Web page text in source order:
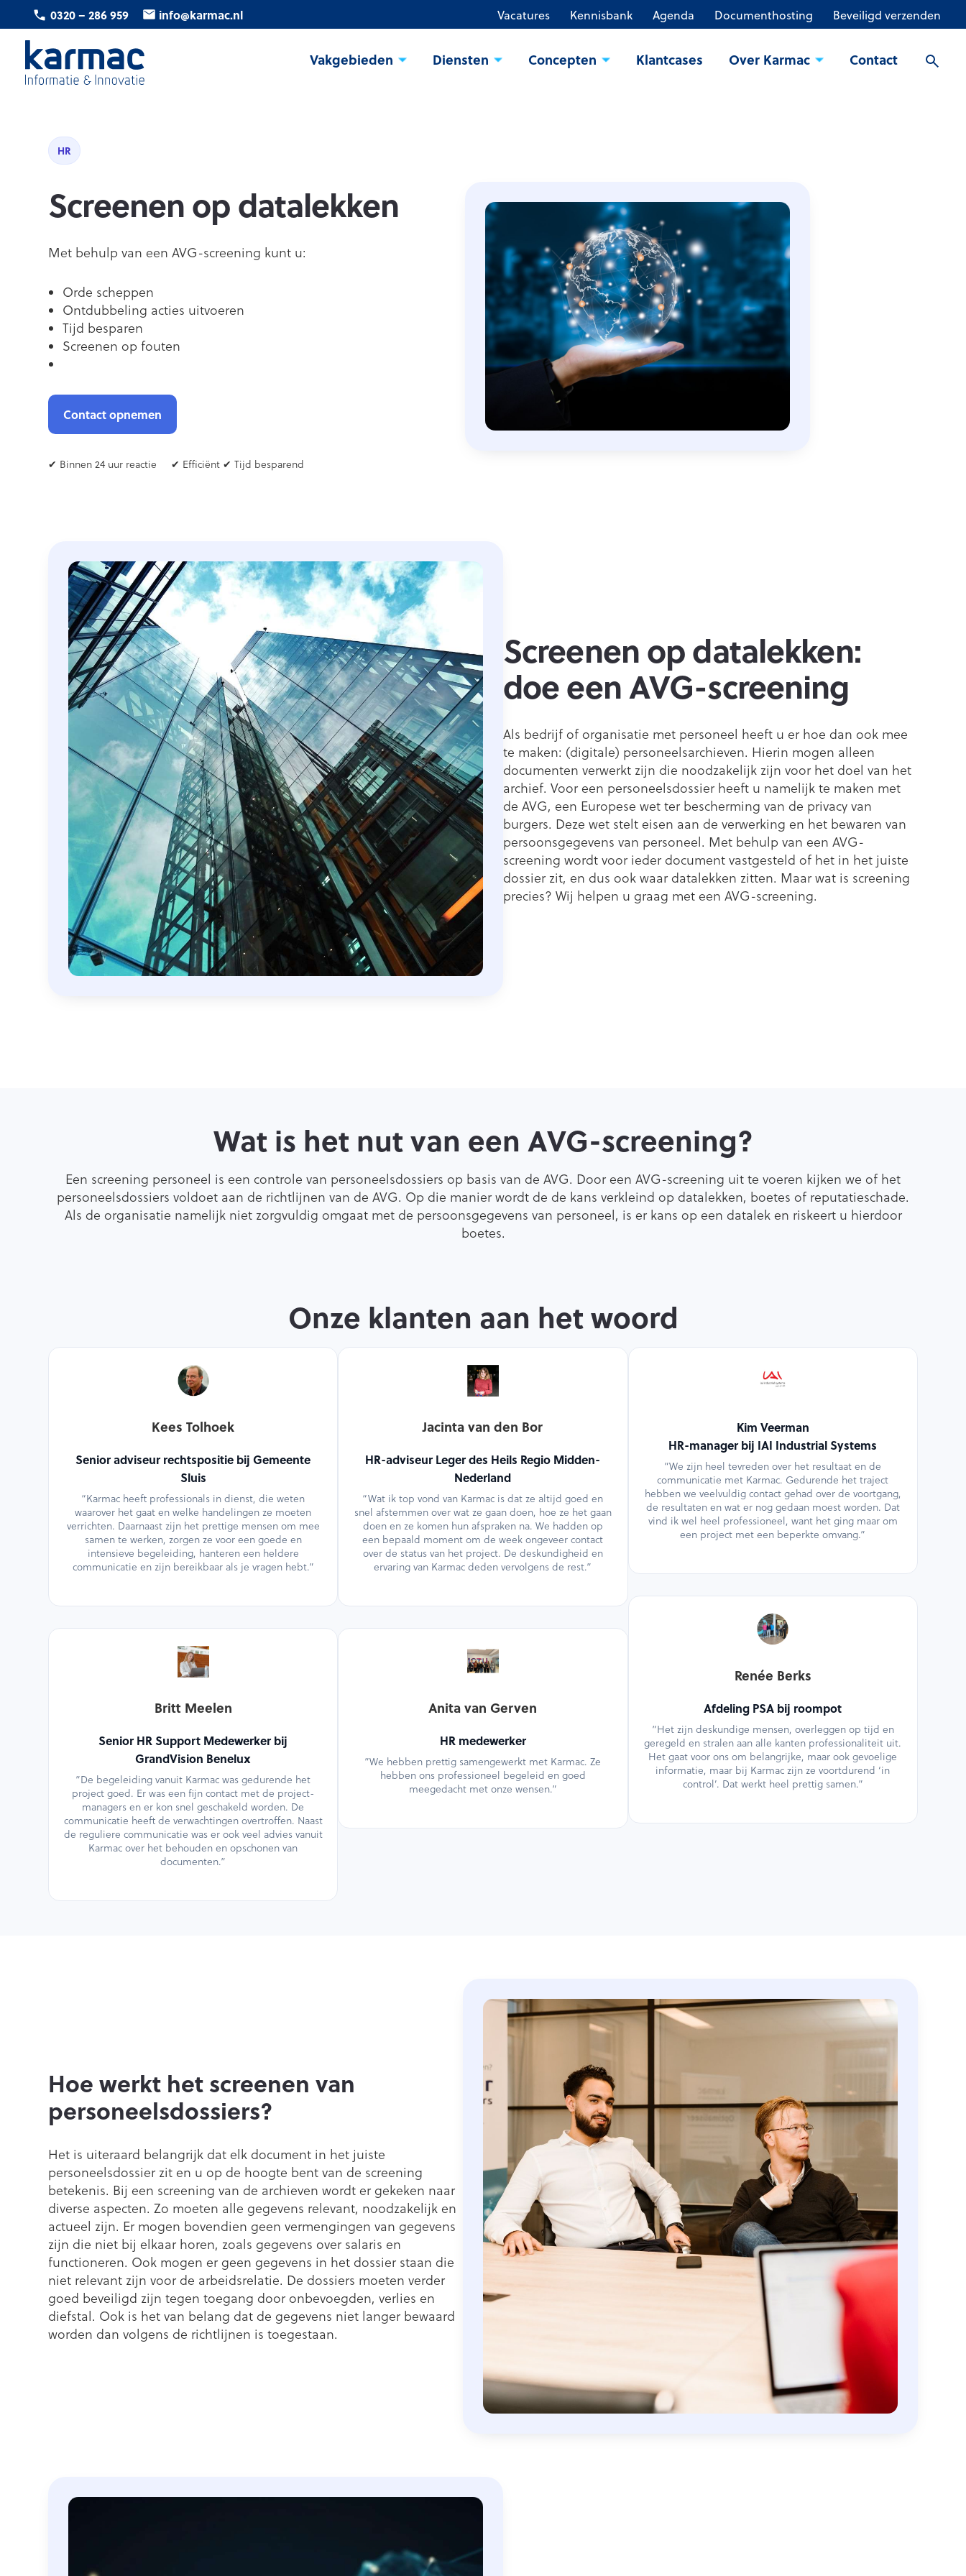
naar
inhoud
0320 – 286 959 info@karmac.nl Vacatures Kennisbank Agenda Documenthosting Beveiligd verzenden
Innovatie
Vakgebieden Diensten Concepten Klantcases Over Karmac Contact
HR
Screenen op datalekken
Met behulp van een AVG-screening kunt u:
Orde scheppen
Ontdubbeling acties uitvoeren
Tijd besparen
Screenen op fouten
Contact opnemen
✔ Binnen 24 uur reactie ✔ Efficiënt ✔ Tijd besparend
Screenen op datalekken:
doe een AVG-screening
Als bedrijf of organisatie met personeel heeft u er hoe dan ook mee
te maken: (digitale) personeelsarchieven. Hierin mogen alleen
documenten verwerkt zijn die noodzakelijk zijn voor het doel van het
archief. Voor een personeelsdossier heeft u namelijk te maken met
de AVG, een Europese wet ter bescherming van de privacy van
burgers. Deze wet stelt eisen aan de verwerking en het bewaren van
persoonsgegevens van personeel. Met behulp van een AVG-
screening wordt voor ieder document vastgesteld of het in het juiste
dossier zit, en dus ook waar datalekken zitten. Maar wat is screening
precies? Wij helpen u graag met een AVG-screening.
Wat is het nut van een AVG-screening?​
Een screening personeel is een controle van personeelsdossiers op basis van de AVG. Door een AVG-screening uit te voeren kijken we of het
personeelsdossiers voldoet aan de richtlijnen van de AVG. Op die manier wordt de de kans verkleind op datalekken, boetes of reputatieschade.
Als de organisatie namelijk niet zorgvuldig omgaat met de persoonsgegevens van personeel, is er kans op een datalek en riskeert u hierdoor
boetes.
Onze klanten aan het woord
Kees Tolhoek
Senior adviseur rechtspositie bij Gemeente
Sluis
“Karmac heeft professionals in dienst, die weten
waarover het gaat en welke handelingen ze moeten
verrichten. Daarnaast zijn het prettige mensen om mee
samen te werken, zorgen ze voor een goede en
intensieve begeleiding, hanteren een heldere
communicatie en zijn bereikbaar als je vragen hebt.”
Britt Meelen
Senior HR Support Medewerker bij
GrandVision Benelux
”De begeleiding vanuit Karmac was gedurende het
project goed. Er was een fijn contact met de project-
managers en er kon snel geschakeld worden. De
communicatie heeft de verwachtingen overtroffen. Naast
de reguliere communicatie was er ook veel advies vanuit
Karmac over het behouden en opschonen van
documenten.”
Jacinta van den Bor
HR-adviseur Leger des Heils Regio Midden-
Nederland
“Wat ik top vond van Karmac is dat ze altijd goed en
snel afstemmen over wat ze gaan doen, hoe ze het gaan
doen en ze komen hun afspraken na. We hadden op
een bepaald moment om de week ongeveer contact
over de status van het project. De deskundigheid en
ervaring van Karmac deden vervolgens de rest.”
Anita van Gerven
HR medewerker
”We hebben prettig samengewerkt met Karmac. Ze
hebben ons professioneel begeleid en goed
meegedacht met onze wensen.”
Kim Veerman
HR-manager bij IAI Industrial Systems
”We zijn heel tevreden over het resultaat en de
communicatie met Karmac. Gedurende het traject
hebben we veelvuldig contact gehad over de voortgang,
de resultaten en wat er nog gedaan moest worden. Dat
vind ik wel heel professioneel, want het ging maar om
een project met een beperkte omvang.”
Renée Berks
Afdeling PSA bij roompot
”Het zijn deskundige mensen, overleggen op tijd en
geregeld en stralen aan alle kanten professionaliteit uit.
Het gaat voor ons om belangrijke, maar ook gevoelige
informatie, maar bij Karmac zijn ze voortdurend ‘in
control’. Dat werkt heel prettig samen.”
Hoe werkt het screenen van
personeelsdossiers?
Het is uiteraard belangrijk dat elk document in het juiste
personeelsdossier zit en u op de hoogte bent van de screening
betekenis. Bij een screening van de archieven wordt er gekeken naar
diverse aspecten. Zo moeten alle gegevens relevant, noodzakelijk en
actueel zijn. Er mogen bovendien geen vermengingen van gegevens
zijn die niet bij elkaar horen, zoals gegevens over salaris en
functioneren. Ook mogen er geen gegevens in het dossier staan die
niet relevant zijn voor de arbeidsrelatie. De dossiers moeten verder
goed beveiligd zijn tegen toegang door onbevoegden, verlies en
diefstal. Ook is het van belang dat de gegevens niet langer bewaard
worden dan volgens de richtlijnen is toegestaan.